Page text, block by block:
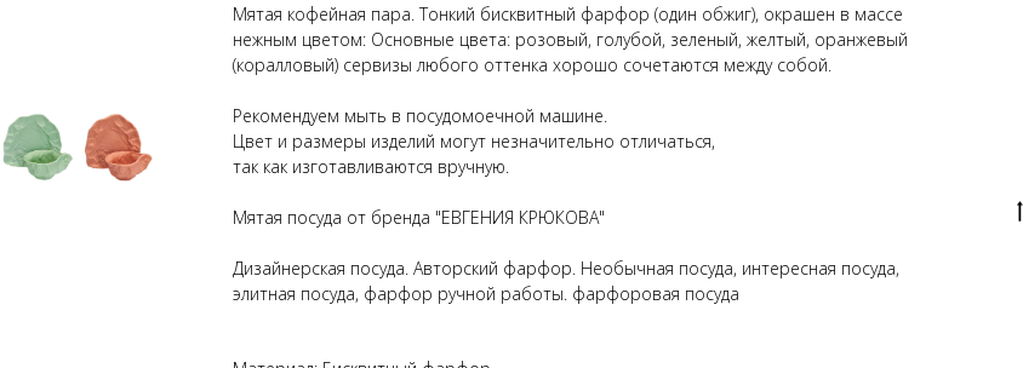
Мятая кофейная пара. Тонкий бисквитный фарфор (один обжиг), окрашен в массе
нежным цветом: Основные цвета: розовый, голубой, зеленый, желтый, оранжевый
(коралловый) сервизы любого оттенка хорошо сочетаются между собой.
Рекомендуем мыть в посудомоечной машине.
Цвет и размеры изделий могут незначительно отличаться,
так как изготавливаются вручную.
Мятая посуда от бренда "ЕВГЕНИЯ КРЮКОВА"
Дизайнерская посуда. Авторский фарфор. Необычная посуда, интересная посуда,
элитная посуда, фарфор ручной работы. фарфоровая посуда